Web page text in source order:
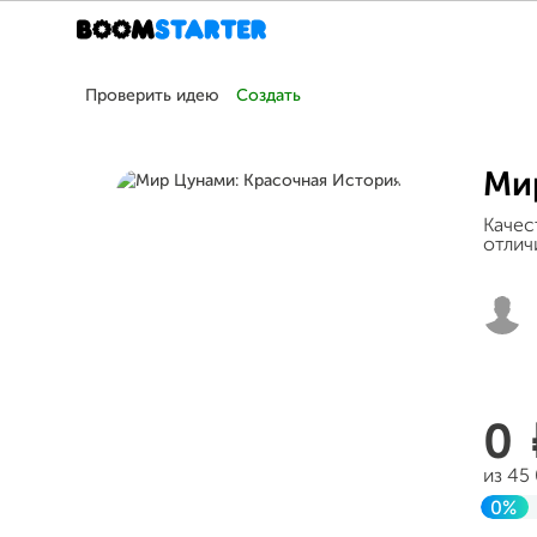
Проверить идею Создать
0
из 45
0%